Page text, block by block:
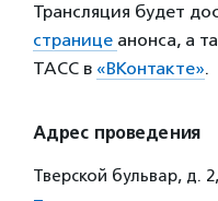
Трансляция будет
странице анонса, а
ТАСС в «ВКонтакте».
Адрес проведения
Тверской бульвар, д.